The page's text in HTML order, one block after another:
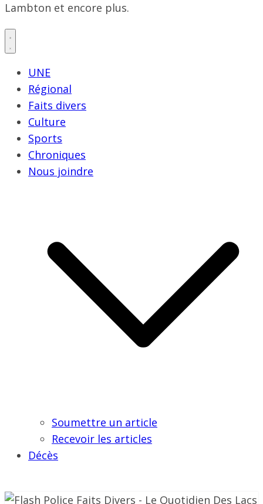
Lambton et encore plus.
UNE
Régional
Faits divers
Culture
Sports
Chroniques
Nous joindre
Soumettre un article
Recevoir les articles
Décès